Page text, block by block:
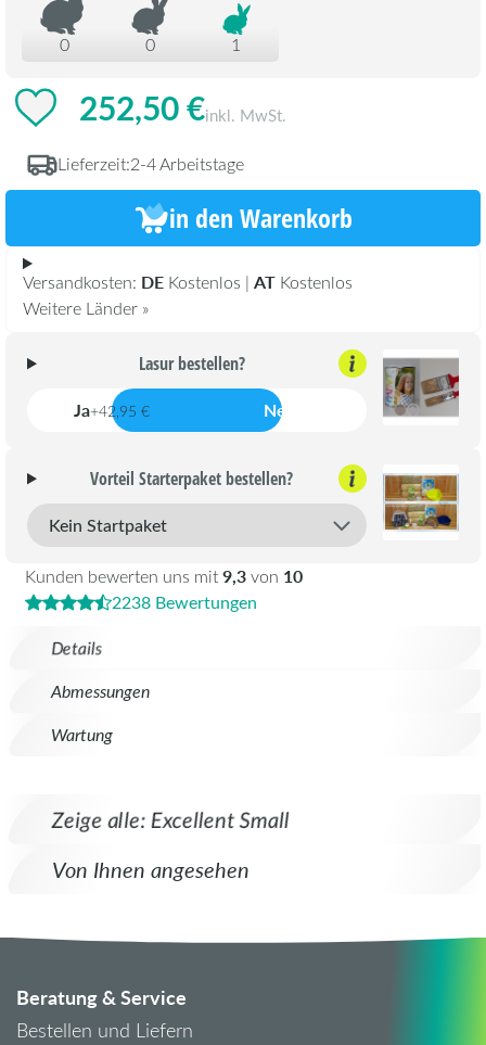
Details
Abmessungen
Wartung
0 0 1
252,50 €inkl. MwSt.
Lieferzeit:2-4 Arbeitstage
in den Warenkorb
Versandkosten: DE Kostenlos | AT Kostenlos
Weitere Länder »
Kunden bewerten uns mit9,3von 10
2238 Bewertungen
Lasur bestellen?
Ja+42,95 € Nein
Vorteil Starterpaket bestellen?
Zeige alle: Excellent Small
Von Ihnen angesehen
Beratung & Service
Bestellen und Liefern